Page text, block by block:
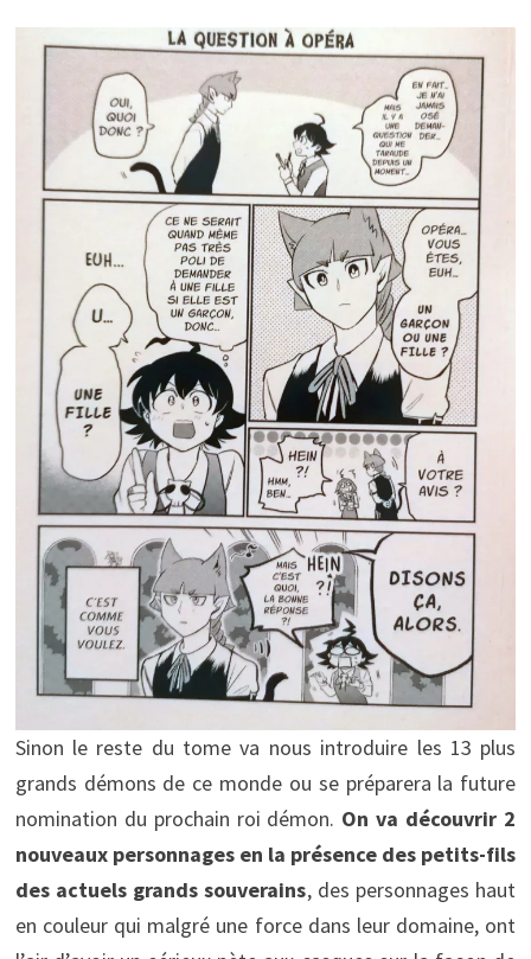
Sinon le reste du tome va nous introduire les 13 plus
grands démons de ce monde ou se préparera la future
nomination du prochain roi démon. On va découvrir 2
nouveaux personnages en la présence des petits-fils
des actuels grands souverains, des personnages haut
en couleur qui malgré une force dans leur domaine, ont